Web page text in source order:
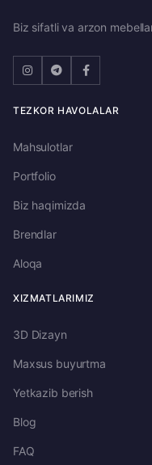
Biz sifatli va arzon
TEZKOR HAVOLALAR
Mahsulotlar
Portfolio
Biz haqimizda
Brendlar
Aloqa
XIZMATLARIMIZ
3D Dizayn
Maxsus buyurtma
Yetkazib berish
Blog
FAQ